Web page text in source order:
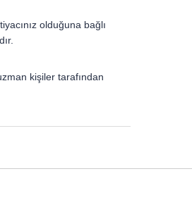
olduğuna bağlı
kişiler tarafından